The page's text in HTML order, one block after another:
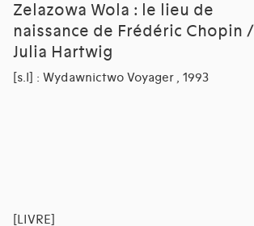
Zelazowa Wola : le lieu de
naissance de Frédéric Chopin /
Julia Hartwig
[s.l] : Wydawnictwo Voyager , 1993
[LIVRE]